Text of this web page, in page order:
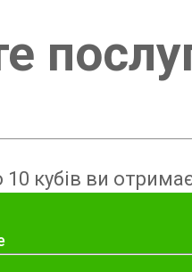
кубів ви